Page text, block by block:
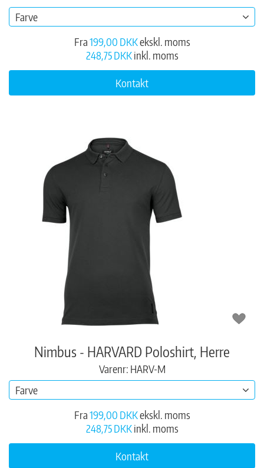
Farve
Fra199,00 DKKekskl. moms
248,75 DKKinkl. moms
Kontakt
Nimbus - HARVARD Poloshirt, Herre
Varenr: HARV-M
Farve
Fra199,00 DKKekskl. moms
248,75 DKKinkl. moms
Kontakt